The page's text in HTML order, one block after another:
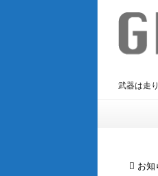
武器は走
お知